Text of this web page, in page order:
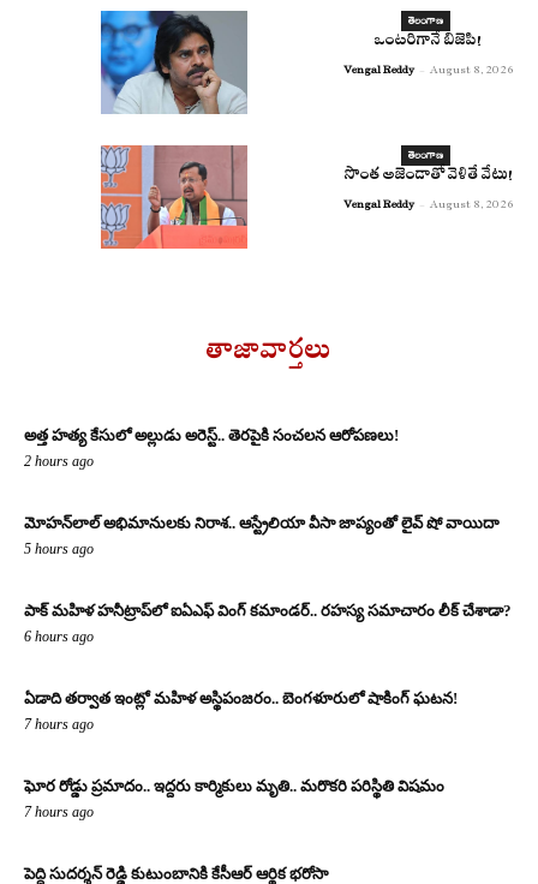
తెలంగాణ
ఒంటరిగానే బిజెపి!
Vengal Reddy - August 8, 2026
తెలంగాణ
సొంత అజెండాతో వెళితే వేటు!
Vengal Reddy - August 8, 2026
తాజావార్తలు
అత్త హత్య కేసులో అల్లుడు అరెస్ట్.. తెరపైకి సంచలన ఆరోపణలు!
2 hours ago
మోహన్‌లాల్ అభిమానులకు నిరాశ.. ఆస్ట్రేలియా వీసా జాప్యంతో లైవ్ షో వాయిదా
5 hours ago
పాక్ మహిళ హనీట్రాప్‌లో ఐఏఎఫ్ వింగ్ కమాండర్.. రహస్య సమాచారం లీక్ చేశాడా?
6 hours ago
ఏడాది తర్వాత ఇంట్లో మహిళ అస్థిపంజరం.. బెంగళూరులో షాకింగ్ ఘటన!
7 hours ago
ఘోర రోడ్డు ప్రమాదం.. ఇద్దరు కార్మికులు మృతి.. మరొకరి పరిస్థితి విషమం
7 hours ago
పెద్ది సుదర్శన్ రెడ్డి కుటుంబానికి కేసీఆర్ ఆర్థిక భరోసా